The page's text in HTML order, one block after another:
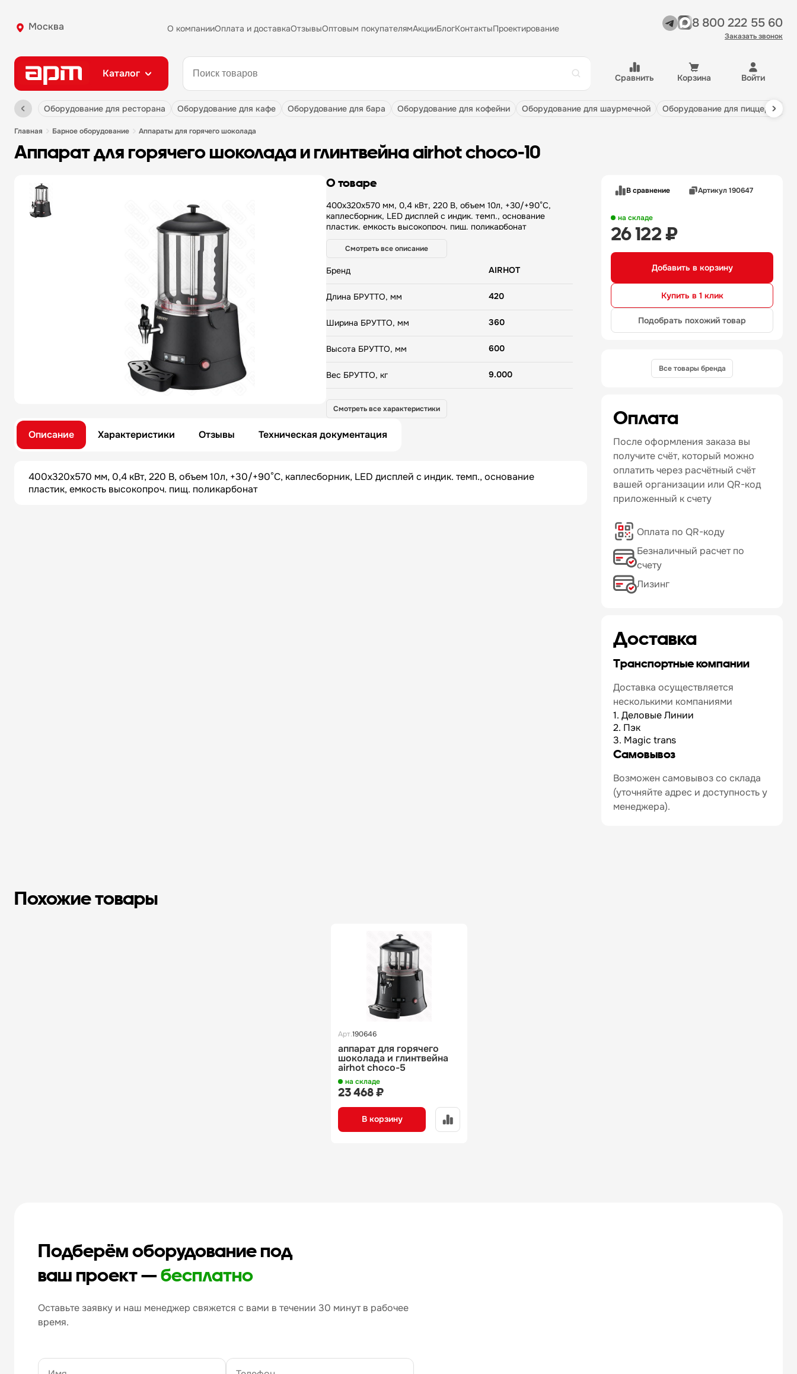
Москва О компанииОплата и доставкаОтзывыОптовым покупателямАкцииБлогКонтактыПроектирование 8 800 222 55 60
Заказать звонок
Каталог Сравнить Корзина Войти
оборудование для ресторана оборудование для кафе оборудование для бара оборудование для кофейни оборудование для шаурмечной оборудование для пиццерии
главная барное оборудование аппараты для горячего шоколада
аппарат для горячего шоколада и глинтвейна airhot choco-10
О товаре
400x320x570 мм, 0,4 кВт, 220 В, объем 10л, +30/+90°C,
каплесборник, LED дисплей с индик. темп., основание
пластик, емкость высокопроч. пищ. поликарбонат
Смотреть все описание
Бренд AIRHOT
Длина БРУТТО, мм 420
Ширина БРУТТО, мм 360
Высота БРУТТО, мм 600
Вес БРУТТО, кг 9.000
Смотреть все характеристики
В сравнение Артикул 190647
на складе
26 122 ₽
Добавить в корзину
Купить в 1 клик
Подобрать похожий товар
Все товары бренда
Оплата
После оформления заказа вы
получите счёт, который можно
оплатить через расчётный счёт
вашей организации или QR-код
приложенный к счету
Оплата по QR-коду
Безналичный расчет по
счету
Лизинг
Доставка
Транспортные компании
Доставка осуществляется
несколькими компаниями
1. Деловые Линии
2. Пэк
3. Magic trans
Самовывоз
Возможен самовывоз со склада
(уточняйте адрес и доступность у
менеджера).
Описание Характеристики Отзывы Техническая документация
400x320x570 мм, 0,4 кВт, 220 В, объем 10л, +30/+90°C, каплесборник, LED дисплей с индик. темп., основание
пластик, емкость высокопроч. пищ. поликарбонат
Похожие товары
Арт.190646
аппарат для горячего
шоколада и глинтвейна
airhot choco-5
на складе
23 468 ₽
В корзину
Подберём оборудование под
ваш проект —бесплатно
Оставьте заявку и наш менеджер свяжется с вами в течении 30 минут в рабочее
время.